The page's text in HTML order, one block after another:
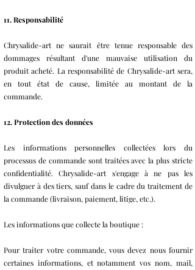
11. Responsabilité
Chrysalide-art ne saurait être tenue responsable des
dommages résultant d'une mauvaise utilisation du
produit acheté. La responsabilité de Chrysalide-art sera,
en tout état de cause, limitée au montant de la
commande.
12. Protection des données
Les informations personnelles collectées lors du
processus de commande sont traitées avec la plus stricte
confidentialité. Chrysalide-art s'engage à ne pas les
divulguer à des tiers, sauf dans le cadre du traitement de
la commande (livraison, paiement, litige, etc.).
Les informations que collecte la boutique :
Pour traiter votre commande, vous devez nous fournir
certaines informations, et notamment vos nom, mail,